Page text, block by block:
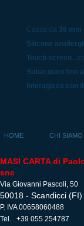
Cassa da 36 mm
Silicone
Touch screen
Subacqueo fino
Interagisce con
HOME CHI SIAMO
MASI CARTA di
snc
Via Giovanni Pascoli, 50
50018 - Scandicci (FI)
P. IVA 00658060488
Tel. +39 055 254787